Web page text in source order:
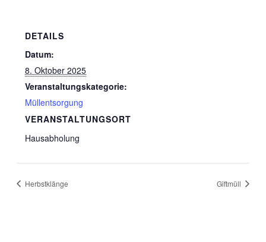
DETAILS
Datum:
8. Oktober 2025
Veranstaltungskategorie:
Müllentsorgung
VERANSTALTUNGSORT
Hausabholung
Herbstklänge Giftmüll